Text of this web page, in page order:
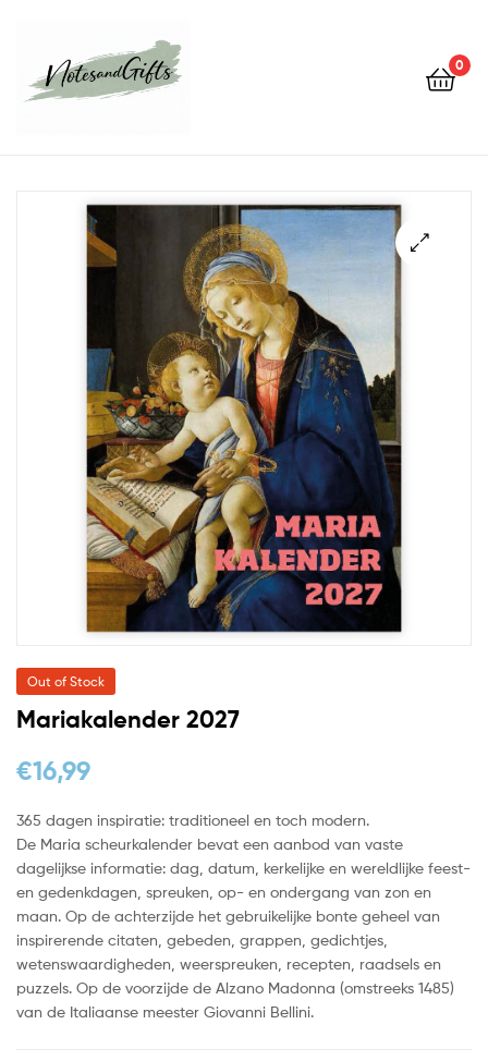
0
Out of Stock
Mariakalender 2027
€16,99
365 dagen inspiratie: traditioneel en toch modern.
De Maria scheurkalender bevat een aanbod van vaste
dagelijkse informatie: dag, datum, kerkelijke en wereldlijke feest-
en gedenkdagen, spreuken, op- en ondergang van zon en
maan. Op de achterzijde het gebruikelijke bonte geheel van
inspirerende citaten, gebeden, grappen, gedichtjes,
wetenswaardigheden, weerspreuken, recepten, raadsels en
puzzels. Op de voorzijde de Alzano Madonna (omstreeks 1485)
van de Italiaanse meester Giovanni Bellini.